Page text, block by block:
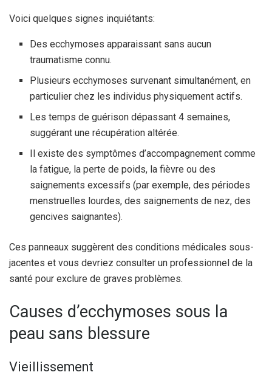
Voici quelques signes inquiétants:
Des ecchymoses apparaissant sans aucun
traumatisme connu.
Plusieurs ecchymoses survenant simultanément, en
particulier chez les individus physiquement actifs.
Les temps de guérison dépassant 4 semaines,
suggérant une récupération altérée.
Il existe des symptômes d’accompagnement comme
la fatigue, la perte de poids, la fièvre ou des
saignements excessifs (par exemple, des périodes
menstruelles lourdes, des saignements de nez, des
gencives saignantes).
Ces panneaux suggèrent des conditions médicales sous-
jacentes et vous devriez consulter un professionnel de la
santé pour exclure de graves problèmes.
Causes d’ecchymoses sous la
peau sans blessure
Vieillissement